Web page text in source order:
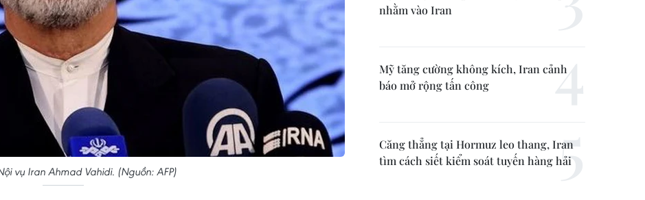
vụ Iran Ahmad Vahidi. (Nguồn: AFP)
nhằm vào Iran
Mỹ tăng cường không kích, Iran cảnh
báo mở rộng tấn công
Căng thẳng tại Hormuz leo thang, Iran
tìm cách siết kiểm soát tuyến hàng hải